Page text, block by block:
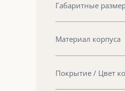
Габаритные
Материал корпуса
Покрытие / Цвет